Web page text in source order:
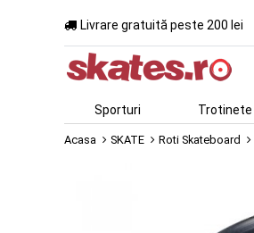
Livrare gratuită peste 200 lei
Sporturi Trotinete
Acasa SKATE Roti Skateboard